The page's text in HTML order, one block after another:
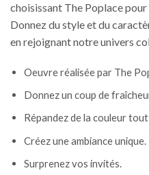
choisissant The Poplace
Donnez du style et du
en rejoignant notre univers
Oeuvre réalisée par The
Donnez un coup de
Répandez de la couleur
Créez uneambiance unique.
Surprenez vos invités.